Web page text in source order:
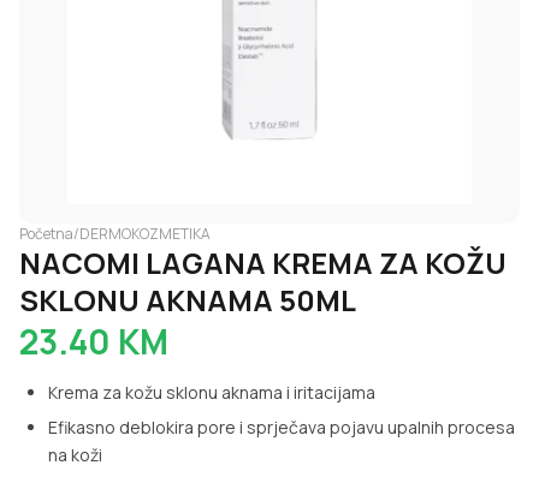
Početna/DERMOKOZMETIKA
NACOMI LAGANA KREMA ZA KOŽU
SKLONU AKNAMA 50ML
23.40 KM
Krema za kožu sklonu aknama i iritacijama
Efikasno deblokira pore i sprječava pojavu upalnih procesa
na koži